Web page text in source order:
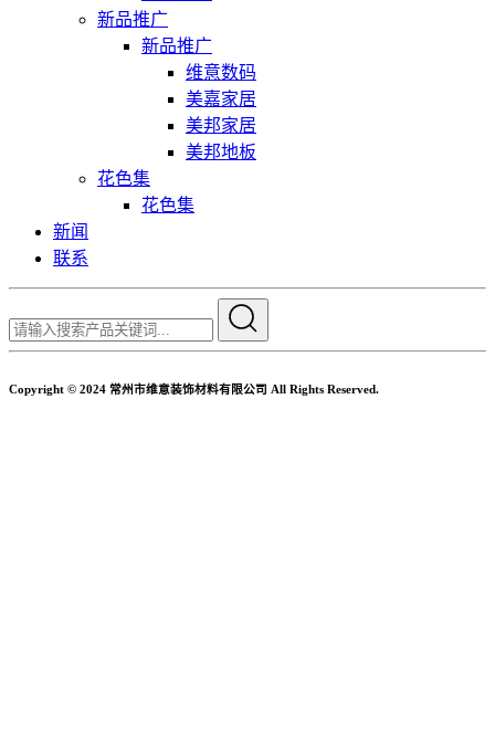
新品推广
新品推广
维意数码
美嘉家居
美邦家居
美邦地板
花色集
花色集
新闻
联系
Copyright © 2024 常州市维意装饰材料有限公司 All Rights Reserved.